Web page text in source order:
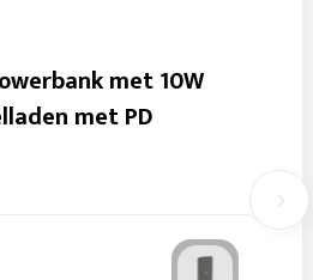
met 10W
met PD